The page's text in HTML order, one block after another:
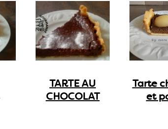
TARTE AU
CHOCOLAT
Tarte
et